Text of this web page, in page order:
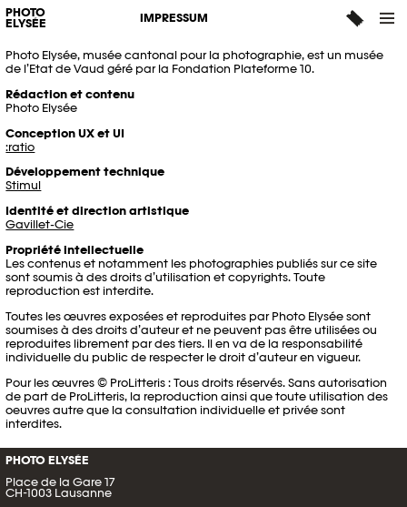
PHOTO
ELYSÉE
IMPRESSUM
IMPRESSUM
Photo Elysée, musée cantonal pour la photographie, est un musée
de l’Etat de Vaud géré par la Fondation Plateforme 10.
Rédaction et contenu
Photo Elysée
Conception UX et UI
:ratio
Développement technique
Stimul
Identité et direction artistique
Gavillet-Cie
Propriété intellectuelle
Les contenus et notamment les photographies publiés sur ce site
sont soumis à des droits d’utilisation et copyrights. Toute
reproduction est interdite.
Toutes les œuvres exposées et reproduites par Photo Elysée sont
soumises à des droits d’auteur et ne peuvent pas être utilisées ou
reproduites librement par des tiers. Il en va de la responsabilité
individuelle du public de respecter le droit d’auteur en vigueur.
Pour les œuvres © ProLitteris : Tous droits réservés. Sans autorisation
de part de ProLitteris, la reproduction ainsi que toute utilisation des
oeuvres autre que la consultation individuelle et privée sont
interdites.
PHOTO ELYSÉE
Place de la Gare 17
CH-1003 Lausanne